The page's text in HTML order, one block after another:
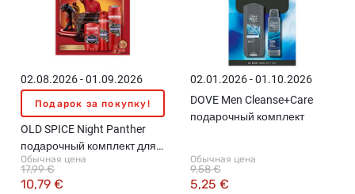
02.08.2026 - 01.09.2026
Подарок за покупку!
OLD SPICE Night Panther
подарочный комплект для
мужчин
Обычная цена
10,79 €
17,99 €
02.01.2026 - 01.10.2026
DOVE Men Cleanse+Care
подарочный комплект
Обычная цена
5,25 €
9,58 €